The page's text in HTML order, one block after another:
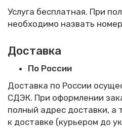
Услуга бесплатная. При
необходимо назвать
Доставка
По России
Доставка по России
СДЭК. При оформлении
полный адрес доставки,
к доставке (курьером до